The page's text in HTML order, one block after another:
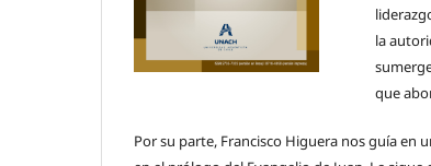
la
que
Por su parte, Francisco Higuera nos guía en